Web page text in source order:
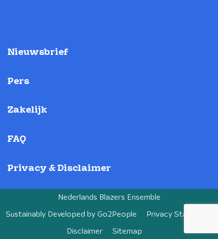
Nieuwsbrief
Pers
Zakelijk
FAQ
Privacy & Disclaimer
Nederlands Blazers Ensemble
Sustainably Developed by Go2People Privacy Statement
Disclaimer Sitemap